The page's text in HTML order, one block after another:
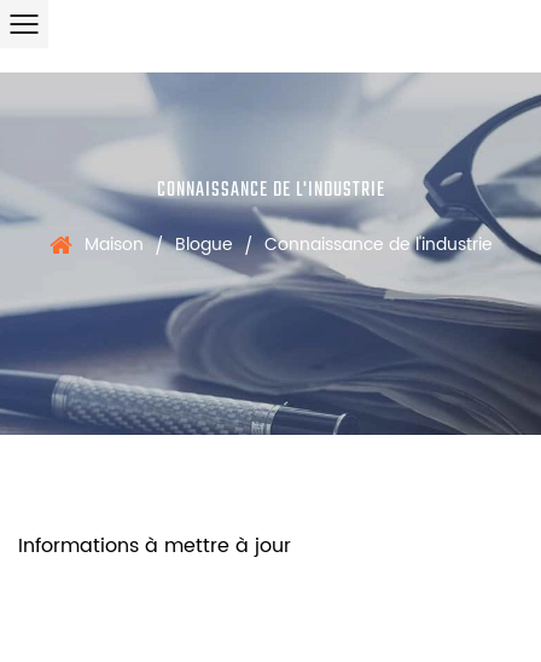
CONNAISSANCE DE L'INDUSTRIE
Maison / Blogue / Connaissance de l'industrie
Informations à mettre à jour